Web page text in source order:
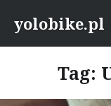
yolobike.pl
Tag: